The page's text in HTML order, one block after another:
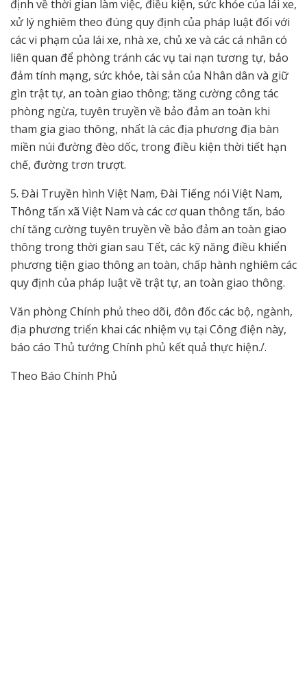
định về thời gian làm việc, điều kiện, sức khỏe của lái xe,
xử lý nghiêm theo đúng quy định của pháp luật đối với
các vi phạm của lái xe, nhà xe, chủ xe và các cá nhân có
liên quan để phòng tránh các vụ tai nạn tương tự, bảo
đảm tính mạng, sức khỏe, tài sản của Nhân dân và giữ
gìn trật tự, an toàn giao thông; tăng cường công tác
phòng ngừa, tuyên truyền về bảo đảm an toàn khi
tham gia giao thông, nhất là các địa phương địa bàn
miền núi đường đèo dốc, trong điều kiện thời tiết hạn
chế, đường trơn trượt.
5. Đài Truyền hình Việt Nam, Đài Tiếng nói Việt Nam,
Thông tấn xã Việt Nam và các cơ quan thông tấn, báo
chí tăng cường tuyên truyền về bảo đảm an toàn giao
thông trong thời gian sau Tết, các kỹ năng điều khiển
phương tiện giao thông an toàn, chấp hành nghiêm các
quy định của pháp luật về trật tự, an toàn giao thông.
Văn phòng Chính phủ theo dõi, đôn đốc các bộ, ngành,
địa phương triển khai các nhiệm vụ tại Công điện này,
báo cáo Thủ tướng Chính phủ kết quả thực hiện./.
Theo Báo Chính Phủ